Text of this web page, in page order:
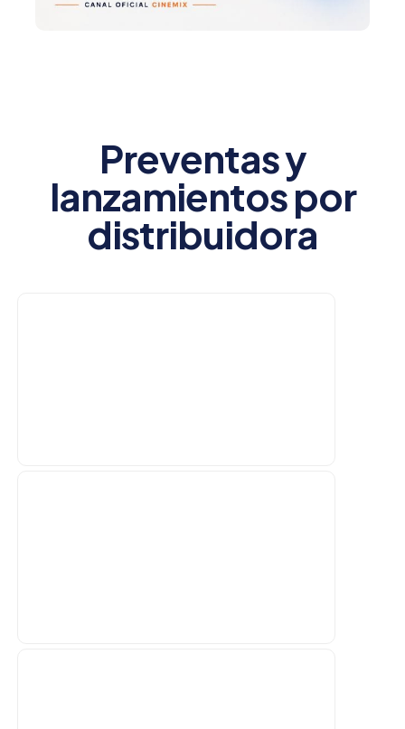
Preventas y
lanzamientos por
distribuidora